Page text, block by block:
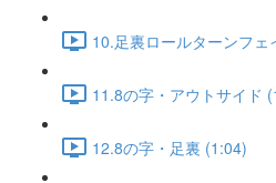
10.足裏ロールターンフェ
11.8の字・アウトサイド
12.8の字・足裏 (1:04)